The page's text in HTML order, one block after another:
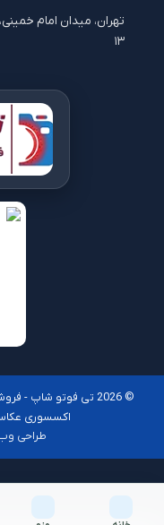
تهران، میدان امام
۱۳
© 2026 تی فوتو شاپ -
اکسسوری
طراحی